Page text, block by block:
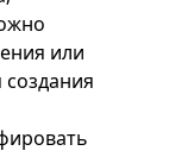
или
создания